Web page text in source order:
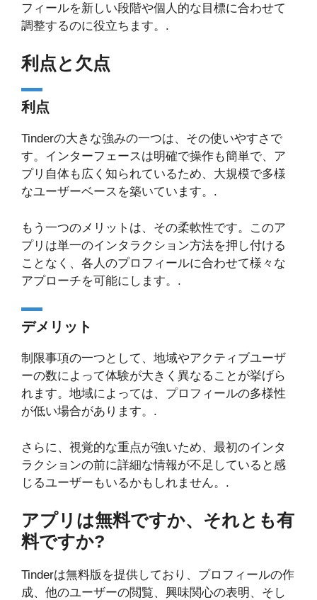
フィールを新しい段階や個人的な目標に合わせて
調整するのに役立ちます。.
利点と欠点
利点
Tinderの大きな強みの一つは、その使いやすさで
す。インターフェースは明確で操作も簡単で、ア
プリ自体も広く知られているため、大規模で多様
なユーザーベースを築いています。.
もう一つのメリットは、その柔軟性です。このア
プリは単一のインタラクション方法を押し付ける
ことなく、各人のプロフィールに合わせて様々な
アプローチを可能にします。.
デメリット
制限事項の一つとして、地域やアクティブユーザ
ーの数によって体験が大きく異なることが挙げら
れます。地域によっては、プロフィールの多様性
が低い場合があります。.
さらに、視覚的な重点が強いため、最初のインタ
ラクションの前に詳細な情報が不足していると感
じるユーザーもいるかもしれません。.
アプリは無料ですか、それとも有
料ですか?
Tinderは無料版を提供しており、プロフィールの作
成、他のユーザーの閲覧、興味関心の表明、そし